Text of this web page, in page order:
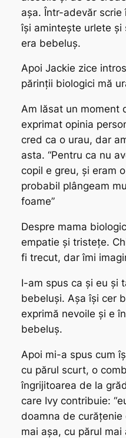
așa. Într-adevăr scrie
își amintește urlete
era bebeluș.
Apoi Jackie zice
părinții biologici mă
Am lăsat un moment
exprimat opinia
cred ca o urau, dar
asta. “Pentru ca nu
copil e greu, și eram
probabil plângeam
foame”
Despre mama
empatie și tristețe.
fi trecut, dar îmi
I-am spus ca și eu și
bebeluși. Așa își cer
exprimă nevoile și e
bebeluș.
Apoi mi-a spus cum
cu părul scurt, o
îngrijitoarea de la
care Ivy contribuie:
doamna de curățenie
mai așa, cu părul